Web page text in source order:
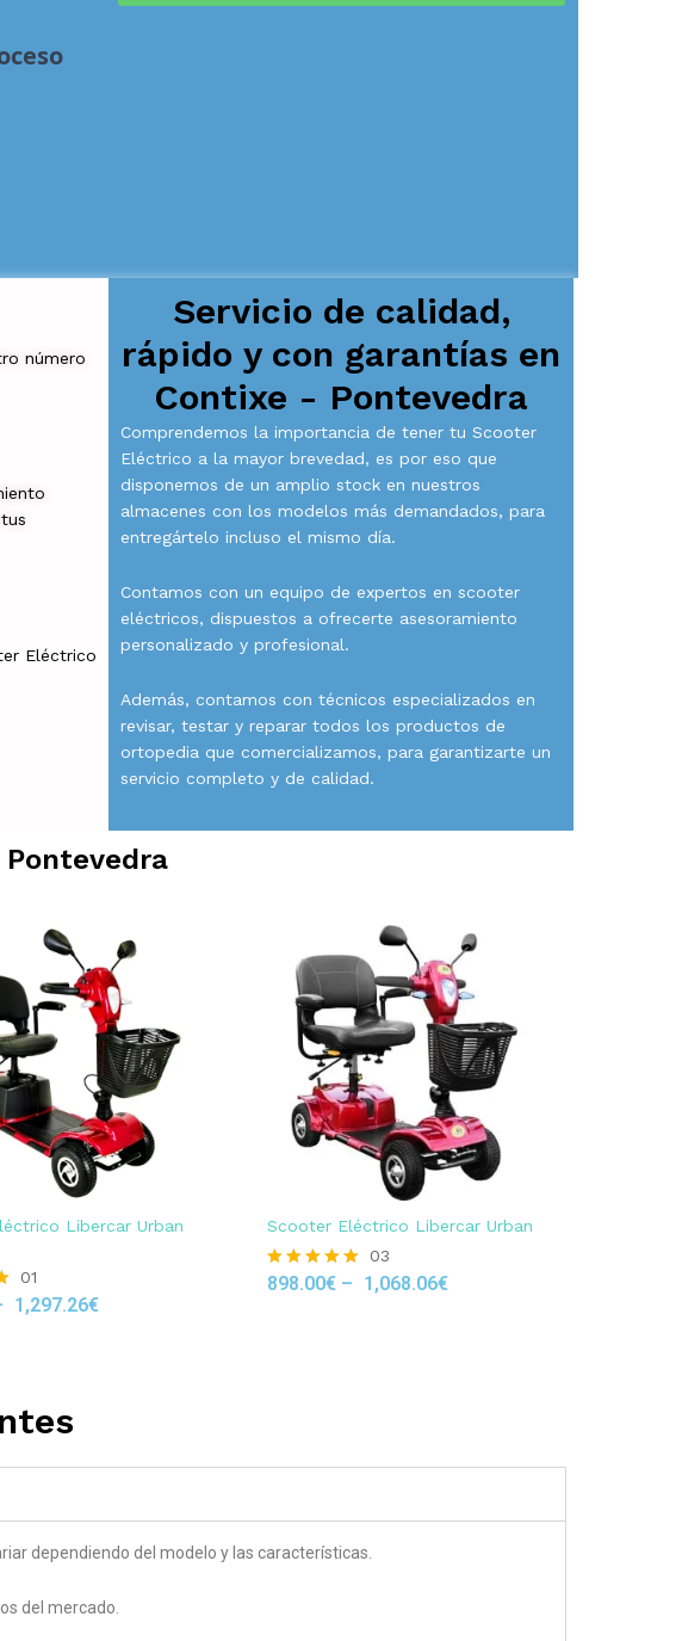
número
Eléctrico
Servicio de calidad,
rápido y con garantías en
Contixe - Pontevedra
Comprendemos la importancia de tener tu Scooter
Eléctrico a la mayor brevedad, es por eso que
disponemos de un amplio stock en nuestros
almacenes con los modelos más demandados, para
entregártelo incluso el mismo día.
Contamos con un equipo de expertos en scooter
eléctricos, dispuestos a ofrecerte asesoramiento
personalizado y profesional.
Además, contamos con técnicos especializados en
revisar, testar y reparar todos los productos de
ortopedia que comercializamos, para garantizarte un
servicio completo y de calidad.
Libercar Urban
01
1,297.26€
Scooter Eléctrico Libercar Urban
Rated
03
898.00€– 1,068.06€
dependiendo del modelo y las características.
del mercado.